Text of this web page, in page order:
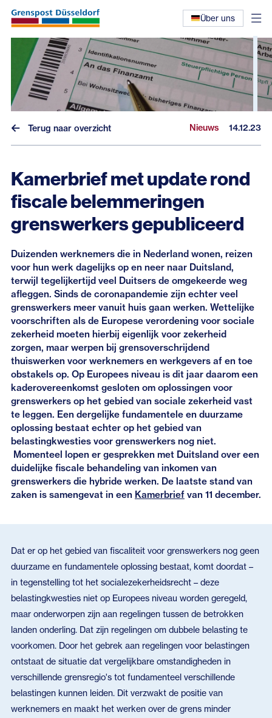
Über uns
Nieuws
Interviews
Eerdere nieuwsbrieven
Terug naar overzicht Nieuws 14.12.23
Kamerbrief met update rond
fiscale belemmeringen
grenswerkers gepubliceerd
Duizenden werknemers die in Nederland wonen, reizen
voor hun werk dagelijks op en neer naar Duitsland,
terwijl tegelijkertijd veel Duitsers de omgekeerde weg
afleggen. Sinds de coronapandemie zijn echter veel
grenswerkers meer vanuit huis gaan werken. Wettelijke
voorschriften als de Europese verordening voor sociale
zekerheid moeten hierbij eigenlijk voor zekerheid
zorgen, maar werpen bij grensoverschrijdend
thuiswerken voor werknemers en werkgevers af en toe
obstakels op. Op Europees niveau is dit jaar daarom een
kaderovereenkomst gesloten om oplossingen voor
grenswerkers op het gebied van sociale zekerheid vast
te leggen. Een dergelijke fundamentele en duurzame
oplossing bestaat echter op het gebied van
belastingkwesties voor grenswerkers nog niet.
Momenteel lopen er gesprekken met Duitsland over een
duidelijke fiscale behandeling van inkomen van
grenswerkers die hybride werken. De laatste stand van
zaken is samengevat in een Kamerbriefvan 11 december.
Dat er op het gebied van fiscaliteit voor grenswerkers nog geen
duurzame en fundamentele oplossing bestaat, komt doordat –
in tegenstelling tot het socialezekerheidsrecht – deze
belastingkwesties niet op Europees niveau worden geregeld,
maar onderworpen zijn aan regelingen tussen de betrokken
landen onderling. Dat zijn regelingen om dubbele belasting te
voorkomen. Door het gebrek aan regelingen voor belastingen
ontstaat de situatie dat vergelijkbare omstandigheden in
verschillende grensregio's tot fundamenteel verschillende
belastingen kunnen leiden. Dit verzwakt de positie van
werknemers en maakt het werken over de grens minder